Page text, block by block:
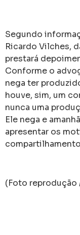
Segundo
Ricardo Vilches,
prestará
Conforme o
nega ter
houve, sim, um
nunca uma
Ele nega e
apresentar os
(Foto reprodução